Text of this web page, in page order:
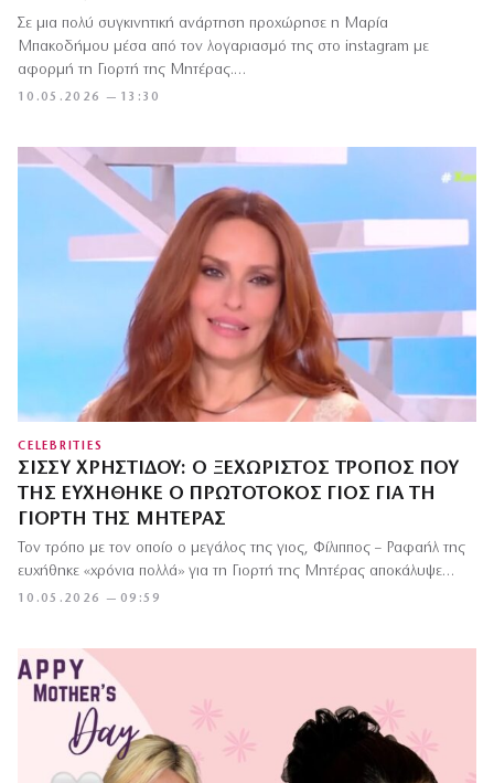
10.05.2026 — 13:30
Σε μια πολύ συγκινητική ανάρτηση προχώρησε η Μαρία
Μπακοδήμου μέσα από τον λογαριασμό της στο instagram με
αφορμή τη Γιορτή της Μητέρας.…
CELEBRITIES
ΣΊΣΣΥ ΧΡΗΣΤΊΔΟΥ: Ο ΞΕΧΩΡΙΣΤΌΣ ΤΡΌΠΟΣ ΠΟΥ
ΤΗΣ ΕΥΧΉΘΗΚΕ Ο ΠΡΩΤΌΤΟΚΟΣ ΓΙΟΣ ΓΙΑ ΤΗ
ΓΙΟΡΤΉ ΤΗΣ ΜΗΤΈΡΑΣ
10.05.2026 — 09:59
Τον τρόπο με τον οποίο ο μεγάλος της γιος, Φίλιππος – Ραφαήλ της
ευχήθηκε «χρόνια πολλά» για τη Γιορτή της Μητέρας αποκάλυψε…